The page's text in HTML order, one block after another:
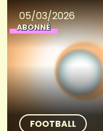
05/03/2026
ABONNÉ
FOOTBALL